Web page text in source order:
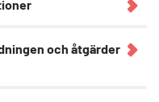
och åtgärder